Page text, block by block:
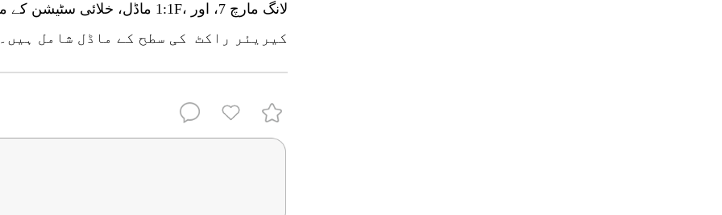
لانگ مارچ 5B کیریئر راکٹ کی سطح کے ماڈل شامل ہیں۔